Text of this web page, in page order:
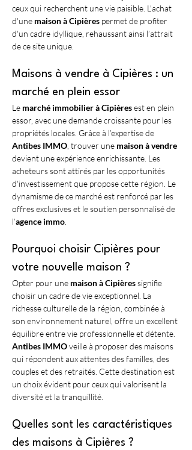
ceux qui recherchent une vie paisible. L'achat
d'une maison à Cipières permet de profiter
d'un cadre idyllique, rehaussant ainsi l’attrait
de ce site unique.
Maisons à vendre à Cipières : un
marché en plein essor
Le marché immobilier à Cipières est en plein
essor, avec une demande croissante pour les
propriétés locales. Grâce à l’expertise de
Antibes IMMO , trouver une maison à vendre
devient une expérience enrichissante. Les
acheteurs sont attirés par les opportunités
d'investissement que propose cette région. Le
dynamisme de ce marché est renforcé par les
offres exclusives et le soutien personnalisé de
l’agence immo
Pourquoi choisir Cipières pour
votre nouvelle maison ?
Opter pour une maison à Cipières signifie
choisir un cadre de vie exceptionnel. La
richesse culturelle de la région, combinée à
son environnement naturel, offre un excellent
équilibre entre vie professionnelle et détente.
Antibes IMMO veille à proposer des maisons
qui répondent aux attentes des familles, des
couples et des retraités. Cette destination est
un choix évident pour ceux qui valorisent la
diversité et la tranquillité.
Quelles sont les caractéristiques
des maisons à Cipières ?